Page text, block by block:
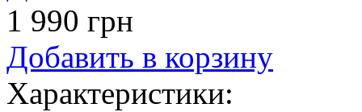
1 990 грн
Добавить в корзину
Характеристики: